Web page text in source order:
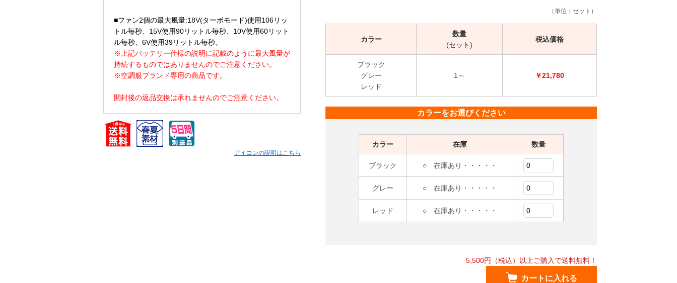
■ファン2個の最大風量:18V(ターボモード)使用106リッ
トル毎秒、15V使用90リットル毎秒、10V使用60リット
ル毎秒、6V使用39リットル毎秒。
※上記バッテリー仕様の説明に記載のように最大風量が
持続するものではありませんのでご注意ください。
※空調服ブランド専用の商品です。
開封後の返品交換は承れませんのでご注意ください。
アイコンの説明はこちら
（単位：セット）
カラー
数量
(セット)
税込価格
ブラック
グレー
レッド
1～ ￥21,780
カラーをお選びください
カラー 在庫 数量
ブラック ○ 在庫あり・・・・・
グレー ○ 在庫あり・・・・・
レッド ○ 在庫あり・・・・・
5,500円（税込）以上ご購入で送料無料！
カートに入れる